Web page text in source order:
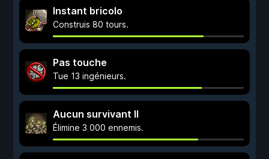
Instant bricolo
Construis 80 tours.
Pas touche
Tue 13 ingénieurs.
Aucun survivant II
Élimine 3 000 ennemis.